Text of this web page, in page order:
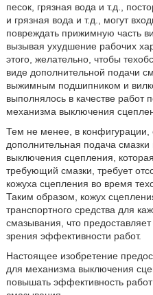
песок, грязная вода и т.д.,
и грязная вода и т.д., могут
повреждать прижимную часть
вызывая ухудшение рабочих
этого, желательно, чтобы
виде дополнительной подачи
выжимным подшипником и
выполнялось в качестве работ
механизма выключения
Тем не менее, в конфигурации,
дополнительная подача
выключения сцепления,
требующий смазки, требует
кожуха сцепления во время
Таким образом, кожух
транспортного средства для
смазывания, что
зрения эффективности работ.
Настоящее изобретение
для механизма выключения
повышать эффективность